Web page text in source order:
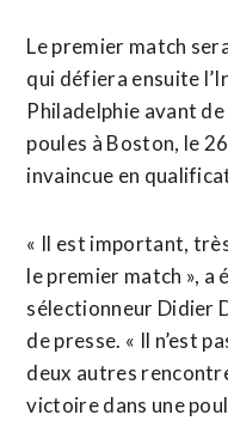
Le premier match
qui défiera ensuite
Philadelphie ​avant
poules à Boston, le
invaincue en
« Il est important,
le premier match », a
sélectionneur Didier
de presse. « Il n’est
deux autres
victoire dans une